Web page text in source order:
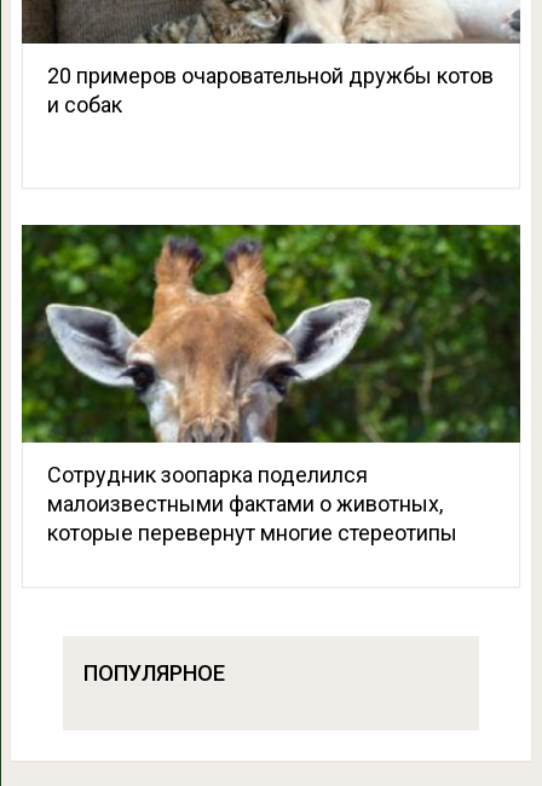
20 примеров очаровательной дружбы котов
и собак
Сотрудник зоопарка поделился
малоизвестными фактами о животных,
которые перевернут многие стереотипы
ПОПУЛЯРНОЕ